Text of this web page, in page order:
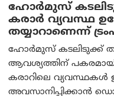
ഹോർമുസ്
കരാർ വ്യവസ്ഥ
തയ്യാറാണെന്ന്
ഹോർമുസ് കടലിടുക്ക്
ആവശ്യത്തിന്
കരാറിലെ വ്യവസ്ഥകൾ
അവസാനിപ്പിക്കാൻ